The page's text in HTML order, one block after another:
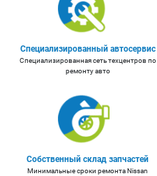
Специализированный автосервис
Специализированная сеть техцентров по
ремонту авто
Собственный склад запчастей
Минимальные сроки ремонта Nissan